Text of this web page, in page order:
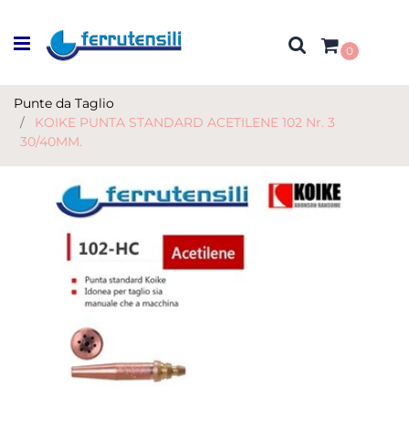
Open menu
0
Punte da Taglio
KOIKE PUNTA STANDARD ACETILENE 102 Nr. 3
30/40MM.